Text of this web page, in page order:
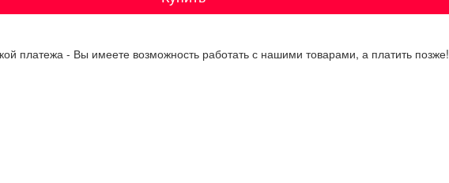
платежа - Вы имеете возможность работать с нашими товарами, а платить позже!